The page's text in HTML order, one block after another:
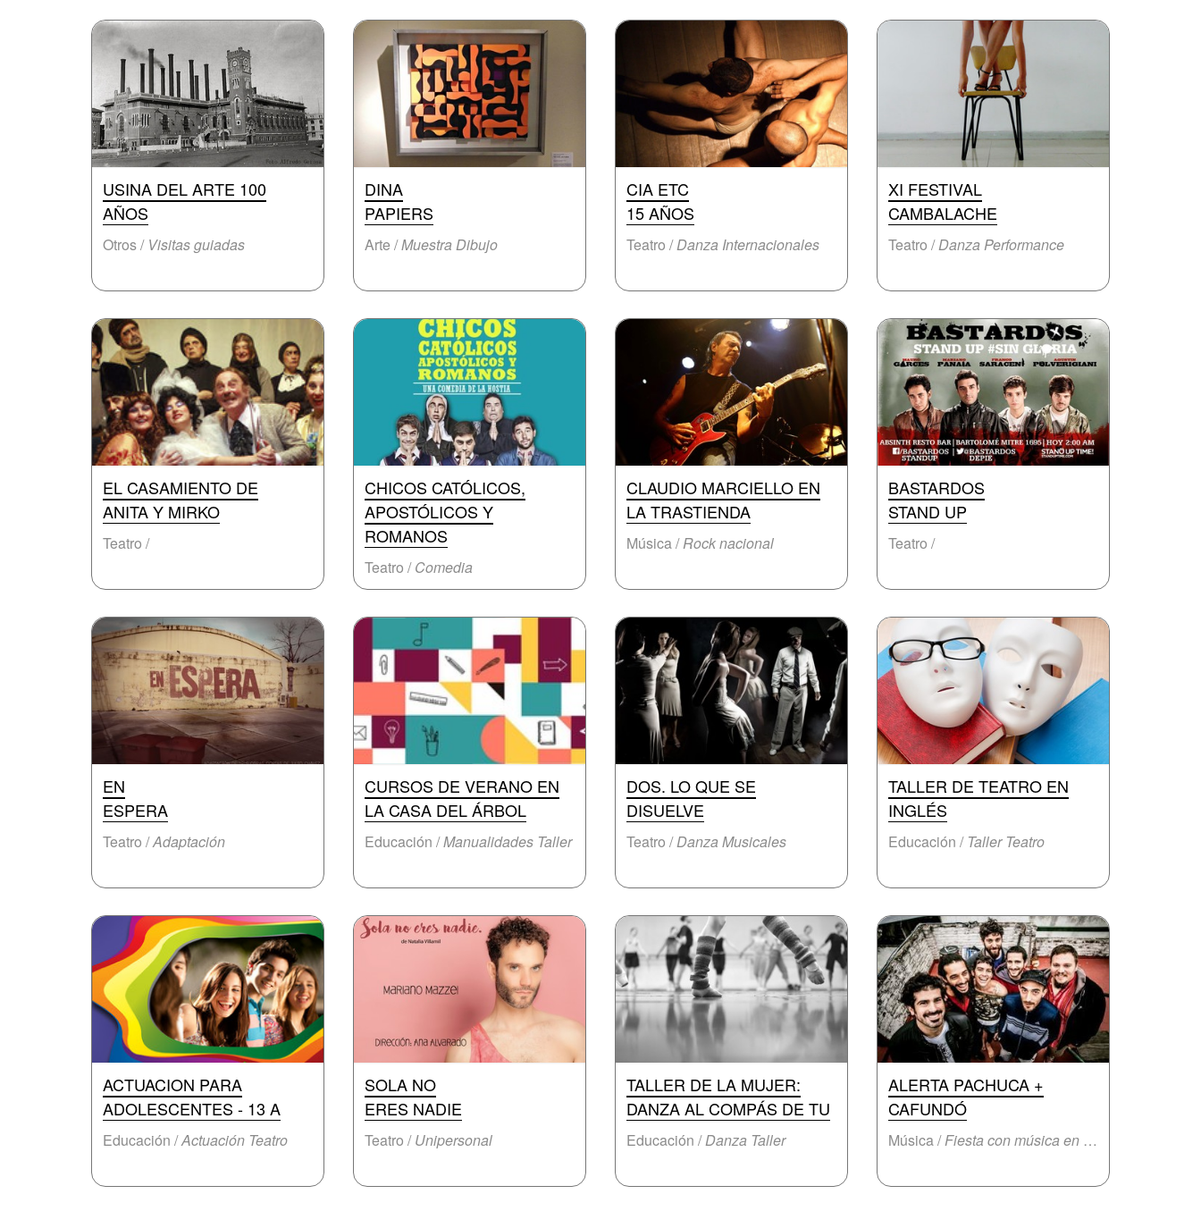
USINA DEL ARTE 100
AÑOS
Otros / Visitas guiadas
DINA
PAPIERS
Arte /Muestra Dibujo
CIA ETC
15 AÑOS
Teatro /Danza Internacionales
XI FESTIVAL
CAMBALACHE
Teatro /Danza Performance
EL CASAMIENTO DE
ANITA Y MIRKO
Teatro /
CHICOS CATÓLICOS,
APOSTÓLICOS Y
ROMANOS
Teatro /Comedia
CLAUDIO MARCIELLO EN
LA TRASTIENDA
Música /Rock nacional
BASTARDOS
STAND UP
Teatro /
EN
ESPERA
Teatro /Adaptación
CURSOS DE VERANO EN
LA CASA DEL ÁRBOL
Educación /Manualidades Taller
DOS. LO QUE SE
DISUELVE
Teatro /Danza Musicales
TALLER DE TEATRO EN
INGLÉS
Educación / Taller Teatro
ACTUACION PARA
ADOLESCENTES - 13 A
Educación /Actuación Teatro
SOLA NO
ERES NADIE
Teatro /Unipersonal
TALLER DE LA MUJER:
DANZA AL COMPÁS DE TU
Educación /Danza Taller
ALERTA PACHUCA +
CAFUNDÓ
Música /Fiesta con música en vivo